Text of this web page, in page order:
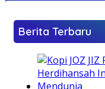
Berita Terbaru